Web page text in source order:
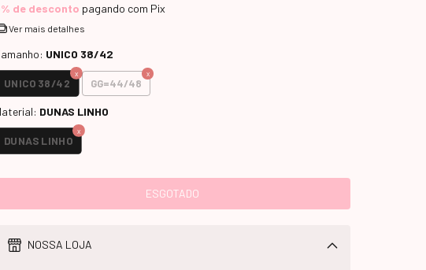
de desconto pagando com Pix
Ver mais detalhes
UNICO 38/42
UNICO 38/42 GG=44/48
DUNAS LINHO
DUNAS LINHO
NOSSA LOJA